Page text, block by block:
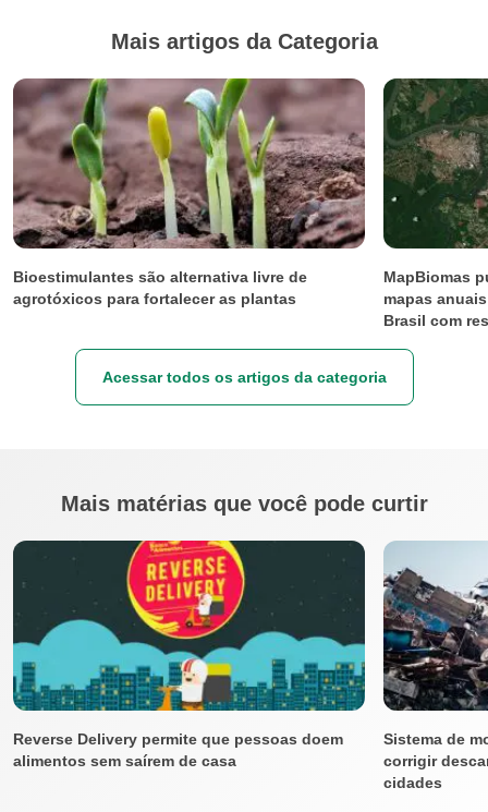
Mais artigos da Categoria
Bioestimulantes são alternativa livre de
agrotóxicos para fortalecer as plantas
MapBiomas
mapas
Brasil com
Acessar todos os artigos da categoria
Mais matérias que você pode curtir
Reverse Delivery permite que pessoas doem
alimentos sem saírem de casa
Sistema de
corrigir
cidades